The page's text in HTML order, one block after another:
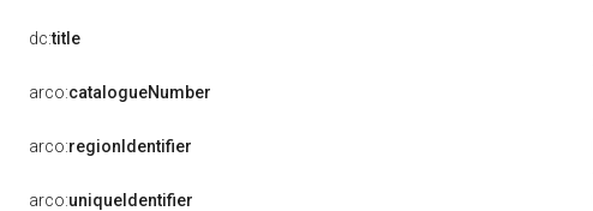
dc:title
arco:catalogueNumber
arco:regionIdentifier
arco:uniqueIdentifier